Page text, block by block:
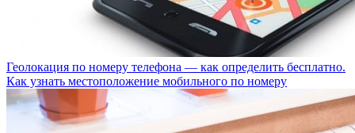
Геолокация по номеру телефона — как определить бесплатно.
Как узнать местоположение мобильного по номеру